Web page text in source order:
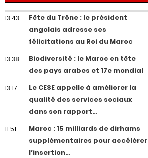
13:43
Fête du Trône : le président
angolais adresse ses
félicitations au Roi du Maroc
13:38
Biodiversité : le Maroc en tête
des pays arabes et 17e mondial
13:17
Le CESE appelle à améliorer la
qualité des services sociaux
dans son rapport…
11:51
Maroc : 15 milliards de dirhams
supplémentaires pour accélérer
l’insertion…